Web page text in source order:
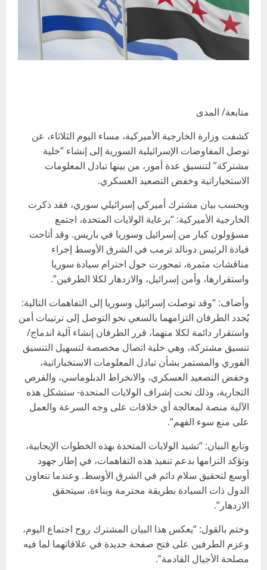
متابعة/ المدى
كشفت وزارة الخارجية الأميركية، مساء اليوم الثلاثاء، عن
توصل المفاوضات الإسرائيلية ‌السورية إلى إنشاء ⁠”خلية
مشتركة” لتنسيق عدة ‌أمور، من بينها تبادل المعلومات
الاستخباراتية وخفض التصعيد العسكري.
وبحسب بيان مشترك أميركي إسرائيلي سوري، فقد ذكرت
الخارجية الأميركية: “برعاية الولايات المتحدة، اجتمع
مسؤولون كبار من إسرائيل وسوريا في باريس. وقد أتاحت
قيادة الرئيس دونالد ترمب في الشرق الأوسط إجراء
مناقشات مثمرة، تمحورت حول احترام سيادة سوريا
واستقرارها، وأمن إسرائيل، والازدهار لكلا الطرفين”.
وأضاف: “وقد توصلت إسرائيل وسوريا إلى التفاهمات التالية:
يُجدد الطرفان التزامهما بالسعي نحو التوصل إلى ترتيبات أمن
واستقرار دائمة لكلا منهما، قرر الطرفان إنشاء آلية اندماج/
تنسيق مشتركة، وهي خلية اتصال مخصصة لتسهيل التنسيق
الفوري والمستمر بشأن تبادل المعلومات الاستخباراتية،
وخفض التصعيد العسكري، والانخراط الدبلوماسي، والفرص
التجارية، وذلك تحت إشراف الولايات المتحدة- ستشكل هذه
الآلية منصة لمعالجة أي خلافات على وجه السرعة والعمل
على منع سوء الفهم”.
وتابع البيان: “تشيد الولايات المتحدة بهذه الخطوات الإيجابية،
وتؤكد التزامها بدعم تنفيذ هذه التفاهمات، في إطار جهود
أوسع لتحقيق سلام دائم في الشرق الأوسط. وعندما تتعاون
الدول ذات السيادة بطريقة محترمة وبناءة، سيتحقق
الازدهار”.
وختم بالقول: “يعكس هذا البيان المشترك روح اجتماع اليوم،
وعزم الطرفين على فتح صفحة جديدة في علاقاتهما لما فيه
مصلحة الأجيال القادمة”.